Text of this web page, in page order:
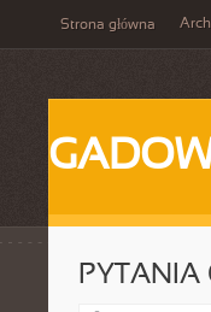
Strona główna